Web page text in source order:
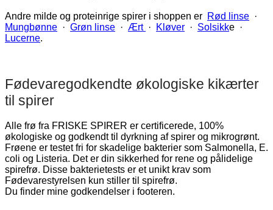
Andre milde og proteinrige spirer i shoppen er Rød linse ·
Mungbønne · Grøn linse · Ært · Kløver · Solsikke ·
Lucerne.
Fødevaregodkendte økologiske kikærter
til spirer
Alle frø fra FRISKE SPIRER er certificerede, 100%
økologiske og godkendt til dyrkning af spirer og mikrogrønt.
Frøene er testet fri for skadelige bakterier som Salmonella, E.
coli og Listeria. Det er din sikkerhed for rene og pålidelige
spirefrø. Disse bakterietests er et unikt krav som
Fødevarestyrelsen kun stiller til spirefrø.
Du finder mine godkendelser i footeren.